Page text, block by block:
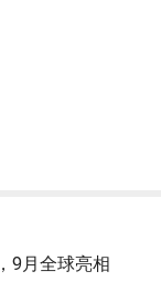
9月全球亮相